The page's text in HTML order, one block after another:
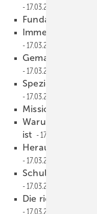
17.03.2022
Fundamente?
Immer das
17.03.2022
Gemacht für
17.03.2022
Spezielles
17.03.2022
Mission: Den
Warum eine
ist
17.03.2022
17.03.2022
Schul ungsraum
17.03.2022
Die richtige
17.03.2022